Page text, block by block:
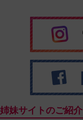
姉妹サイトのご紹介